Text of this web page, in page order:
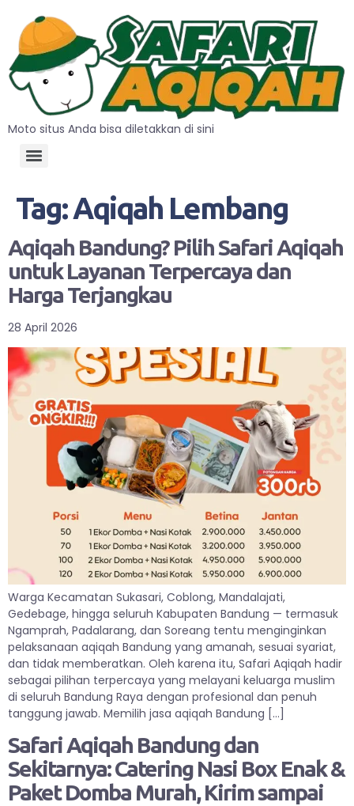
Moto situs Anda bisa diletakkan di sini
Tag:Aqiqah Lembang
Aqiqah Bandung? Pilih Safari Aqiqah
untuk Layanan Terpercaya dan
Harga Terjangkau
28 April 2026
Warga Kecamatan Sukasari, Coblong, Mandalajati,
Gedebage, hingga seluruh Kabupaten Bandung — termasuk
Ngamprah, Padalarang, dan Soreang tentu menginginkan
pelaksanaan aqiqah Bandung yang amanah, sesuai syariat,
dan tidak memberatkan. Oleh karena itu, Safari Aqiqah hadir
sebagai pilihan terpercaya yang melayani keluarga muslim
di seluruh Bandung Raya dengan profesional dan penuh
tanggung jawab. Memilih jasa aqiqah Bandung […]
Safari Aqiqah Bandung dan
Sekitarnya: Catering Nasi Box Enak &
Paket Domba Murah, Kirim sampai